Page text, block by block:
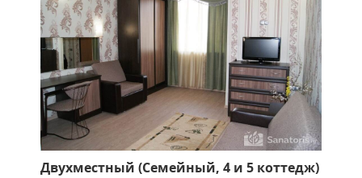
Двухместный (Семейный, 4 и 5 коттедж)